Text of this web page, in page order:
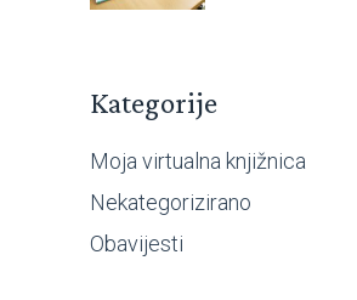
Kategorije
Moja virtualna knjižnica
Nekategorizirano
Obavijesti